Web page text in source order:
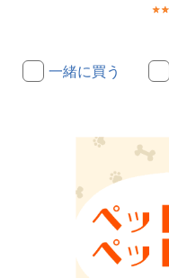
一緒に買う